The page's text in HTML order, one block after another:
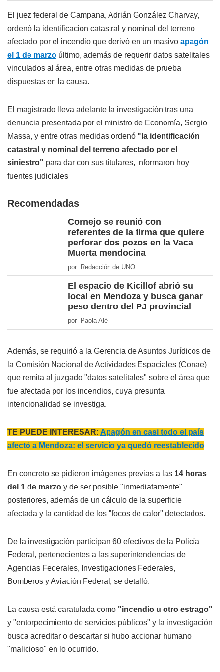
El juez federal de Campana, Adrián González Charvay,
ordenó la identificación catastral y nominal del terreno
afectado por el incendio que derivó en un masivo apagón
el 1 de marzo último, además de requerir datos satelitales
vinculados al área, entre otras medidas de prueba
dispuestas en la causa.
El magistrado lleva adelante la investigación tras una
denuncia presentada por el ministro de Economía, Sergio
Massa, y entre otras medidas ordenó "la identificación
catastral y nominal del terreno afectado por el
siniestro" para dar con sus titulares, informaron hoy
fuentes judiciales
Recomendadas
Cornejo se reunió con
referentes de la firma que quiere
perforar dos pozos en la Vaca
Muerta mendocina
por Redacción de UNO
El espacio de Kicillof abrió su
local en Mendoza y busca ganar
peso dentro del PJ provincial
por Paola Alé
Además, se requirió a la Gerencia de Asuntos Jurídicos de
la Comisión Nacional de Actividades Espaciales (Conae)
que remita al juzgado "datos satelitales" sobre el área que
fue afectada por los incendios, cuya presunta
intencionalidad se investiga.
TE PUEDE INTERESAR: Apagón en casi todo el país
afectó a Mendoza: el servicio ya quedó reestablecido
En concreto se pidieron imágenes previas a las 14 horas
del 1 de marzo y de ser posible "inmediatamente"
posteriores, además de un cálculo de la superficie
afectada y la cantidad de los "focos de calor" detectados.
De la investigación participan 60 efectivos de la Policía
Federal, pertenecientes a las superintendencias de
Agencias Federales, Investigaciones Federales,
Bomberos y Aviación Federal, se detalló.
La causa está caratulada como "incendio u otro estrago"
y "entorpecimiento de servicios públicos" y la investigación
busca acreditar o descartar si hubo accionar humano
"malicioso" en lo ocurrido.